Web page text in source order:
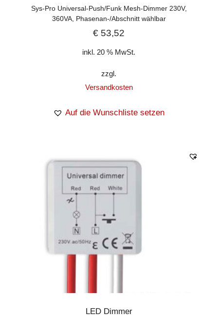
Sys-Pro Universal-Push/Funk Mesh-Dimmer 230V,
360VA, Phasenan-/Abschnitt wählbar
€ 53,52
inkl. 20 % MwSt.
zzgl.
Versandkosten
Auf die Wunschliste setzen
LED Dimmer